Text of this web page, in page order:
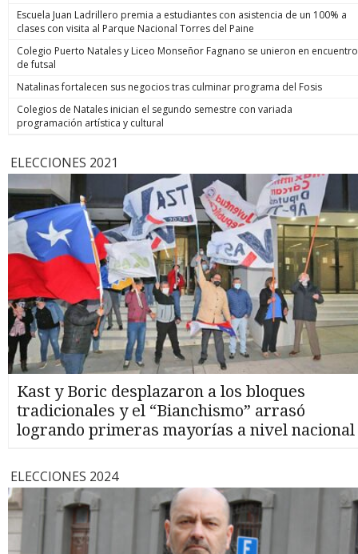
Escuela Juan Ladrillero premia a estudiantes con asistencia de un 100% a
clases con visita al Parque Nacional Torres del Paine
Colegio Puerto Natales y Liceo Monseñor Fagnano se unieron en encuentro
de futsal
Natalinas fortalecen sus negocios tras culminar programa del Fosis
Colegios de Natales inician el segundo semestre con variada
programación artística y cultural
ELECCIONES 2021
Kast y Boric desplazaron a los bloques
tradicionales y el “Bianchismo” arrasó
logrando primeras mayorías a nivel nacional
ELECCIONES 2024